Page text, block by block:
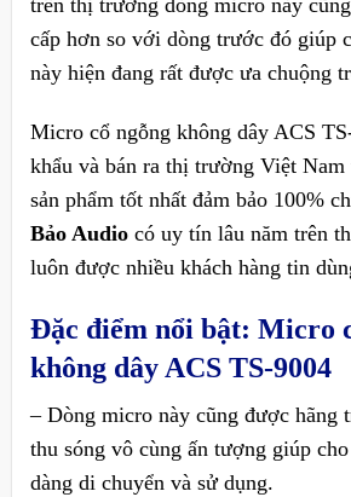
cấp hơn so với dòng trước đó giúp
này hiện đang rất được ưa chuộng
Micro cổ ngỗng không dây ACS
khẩu và bán ra thị trường Việt
sản phẩm tốt nhất đảm bảo 100%
Bảo Audiocó uy tín lâu năm trên
luôn được nhiều khách hàng tin
Đặc điểm nổi bật: Micro
không dây ACS TS-9004
– Dòng micro này cũng được hãng
thu sóng vô cùng ấn tượng giúp
dàng di chuyển và sử dụng.